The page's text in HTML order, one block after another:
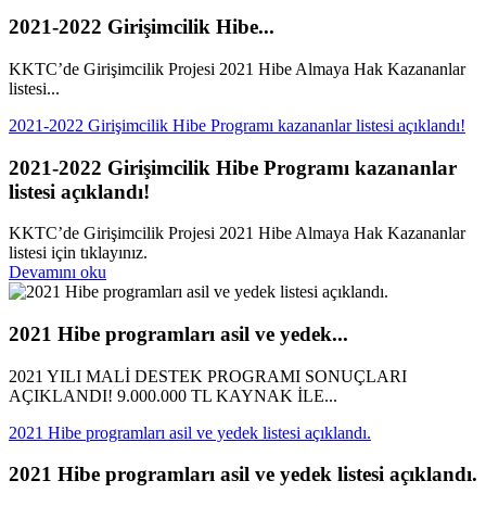
2021-2022 Girişimcilik Hibe...
KKTC’de Girişimcilik Projesi 2021 Hibe Almaya Hak Kazananlar
listesi...
2021-2022 Girişimcilik Hibe Programı kazananlar listesi açıklandı!
2021-2022 Girişimcilik Hibe Programı kazananlar
listesi açıklandı!
KKTC’de Girişimcilik Projesi 2021 Hibe Almaya Hak Kazananlar
listesi için tıklayınız.
Devamını oku
2021 Hibe programları asil ve yedek...
2021 YILI MALİ DESTEK PROGRAMI SONUÇLARI
AÇIKLANDI! 9.000.000 TL KAYNAK İLE...
2021 Hibe programları asil ve yedek listesi açıklandı.
2021 Hibe programları asil ve yedek listesi açıklandı.